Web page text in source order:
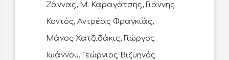
Ζάννας, Μ. Καραγάτσης, Γιάννης
Κοντός, Αντρέας Φραγκιάς,
Μάνος Χατζιδάκις, Γιώργος
Ιωάννου, Γεώργιος Βιζυηνός.